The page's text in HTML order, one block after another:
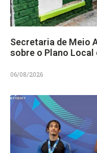
Secretaria de Meio
sobre o Plano
06/08/2026